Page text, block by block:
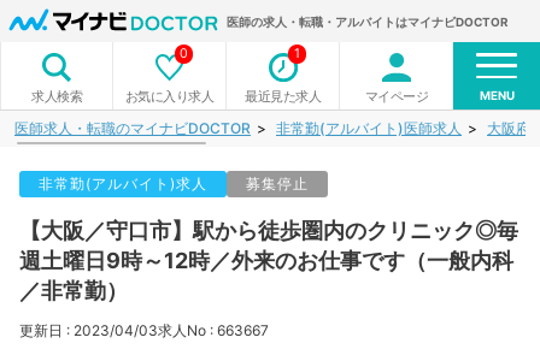
医師の求人・転職・アルバイトはマイナビDOCTOR
求人検索 お気に入り求人
0
最近見た求人
1
マイページ MENU
医師求人・転職のマイナビDOCTOR 非常勤(アルバイト)医師求人 大阪府
非常勤(アルバイト)求人 募集停止
【大阪／守口市】駅から徒歩圏内のクリニック◎毎
週土曜日9時～12時／外来のお仕事です（一般内科
／非常勤）
更新日 : 2023/04/03求人No : 663667